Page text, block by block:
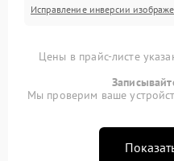
Исправление инверсии
Цены в прайс-листе
Мы проверим ваше